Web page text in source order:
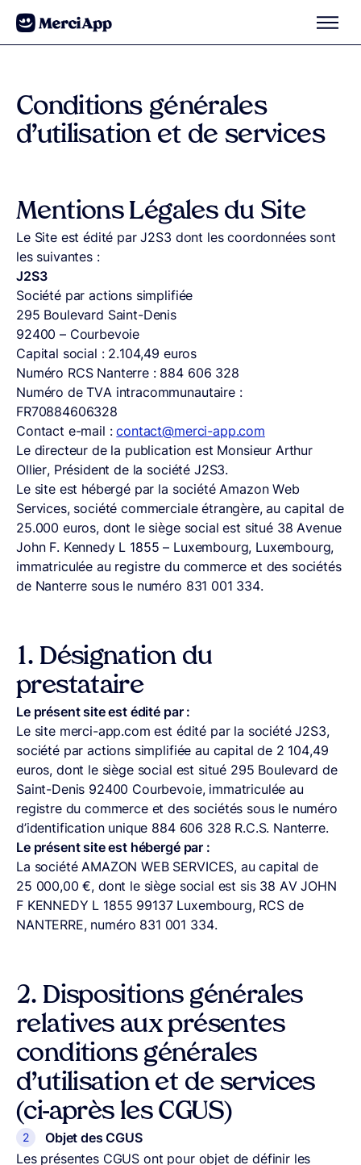
Aller au contenu
Conditions générales
d’utilisation et de services
Mentions Légales du Site
Le Site est édité par J2S3 dont les coordonnées sont
les suivantes :
J2S3
Société par actions simplifiée
295 Boulevard Saint-Denis
92400 – Courbevoie
Capital social : 2.104,49 euros
Numéro RCS Nanterre : 884 606 328
Numéro de TVA intracommunautaire :
FR70884606328
Contact e-mail :contact@merci-app.com
Le directeur de la publication est Monsieur Arthur
Ollier, Président de la société J2S3.
Le site est hébergé par la société Amazon Web
Services, société commerciale étrangère, au capital de
25.000 euros, dont le siège social est situé 38 Avenue
John F. Kennedy L 1855 – Luxembourg, Luxembourg,
immatriculée au registre du commerce et des sociétés
de Nanterre sous le numéro 831 001 334.
1. Désignation du
prestataire
Le présent site est édité par :
Le site merci-app.com est édité par la société J2S3,
société par actions simplifiée au capital de 2 104,49
euros, dont le siège social est situé 295 Boulevard de
Saint-Denis 92400 Courbevoie, immatriculée au
registre du commerce et des sociétés sous le numéro
d’identification unique 884 606 328 R.C.S. Nanterre.
Le présent site est hébergé par :
La société AMAZON WEB SERVICES, au capital de
25 000,00 €, dont le siège social est sis 38 AV JOHN
F KENNEDY L 1855 99137 Luxembourg, RCS de
NANTERRE, numéro 831 001 334.
2. Dispositions générales
relatives aux présentes
conditions générales
d’utilisation et de services
(ci-après les CGUS)
Objet des CGUS
Les présentes CGUS ont pour objet de définir les